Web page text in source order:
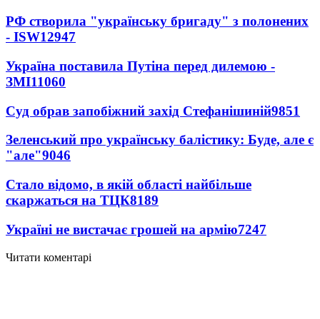
РФ створила "українську бригаду" з полонених
- ISW12947
Україна поставила Путіна перед дилемою -
ЗМІ11060
Суд обрав запобіжний захід Стефанішиній9851
Зеленський про українську балістику: Буде, але є
"але"9046
Стало відомо, в якій області найбільше
скаржаться на ТЦК8189
Україні не вистачає грошей на армію7247
Читати коментарі